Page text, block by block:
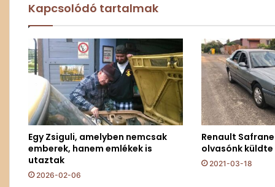
Kapcsolódó tartalmak
Egy Zsiguli, amelyben nemcsak
emberek, hanem emlékek is
utaztak
2026-02-06
Renault Safrane
olvasónk küldte
2021-03-18